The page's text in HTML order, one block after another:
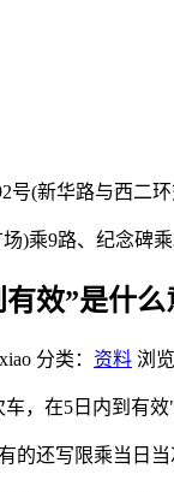
号(新华路与西二环
)乘9路、纪念碑
效”是什么
分类： 资料 浏
，在5日内到有效
的还写限乘当日